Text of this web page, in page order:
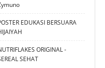
EDUKASI BERSUARA
ORIGINAL -
SEHAT